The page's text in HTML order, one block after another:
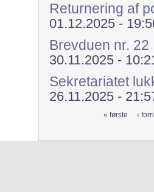
Returnering af
01.12.2025 -
Brevduen nr. 22
30.11.2025 -
Sekretariatet
26.11.2025 -
« første ‹